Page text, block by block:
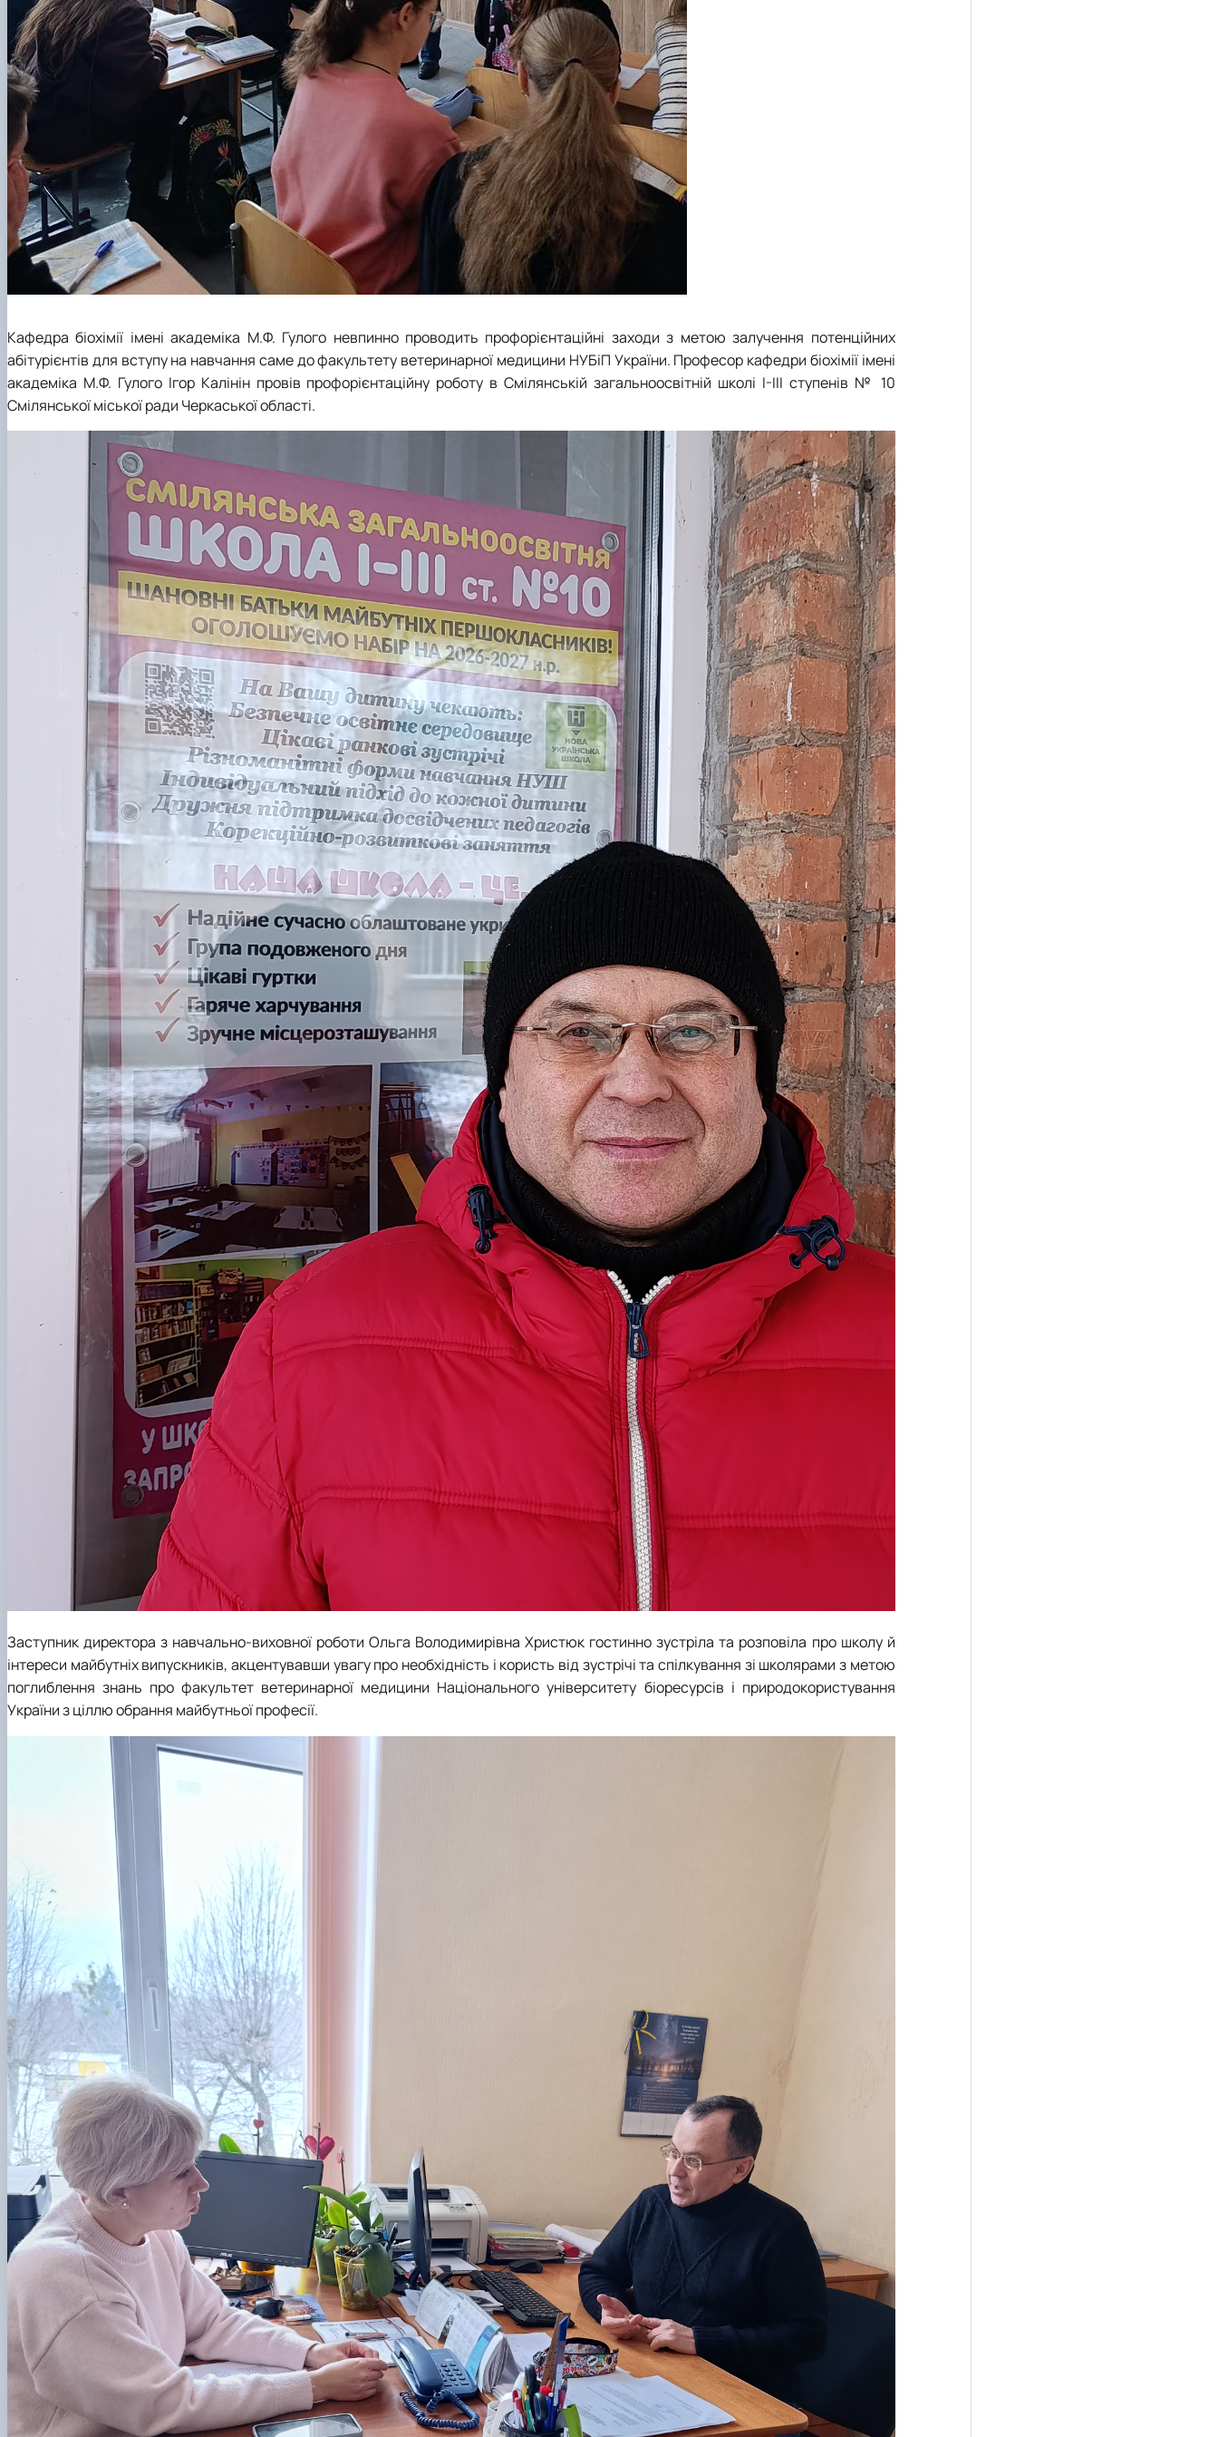
Кафедра біохімії імені академіка М.Ф. Гулого невпинно проводить профорієнтаційні заходи з метою залучення потенційних
абітурієнтів для вступу на навчання саме до факультету ветеринарної медицини НУБіП України. Професор кафедри біохімії імені
академіка М.Ф. Гулого Ігор Калінін провів профорієнтаційну роботу в Смілянській загальноосвітній школі І-ІІІ ступенів № 10
Смілянської міської ради Черкаської області.
Заступник директора з навчально-виховної роботи Ольга Володимирівна Христюк гостинно зустріла та розповіла про школу й
інтереси майбутніх випускників, акцентувавши увагу про необхідність і користь від зустрічі та спілкування зі школярами з метою
поглиблення знань про факультет ветеринарної медицини Національного університету біоресурсів і природокористування
України з ціллю обрання майбутньої професії.